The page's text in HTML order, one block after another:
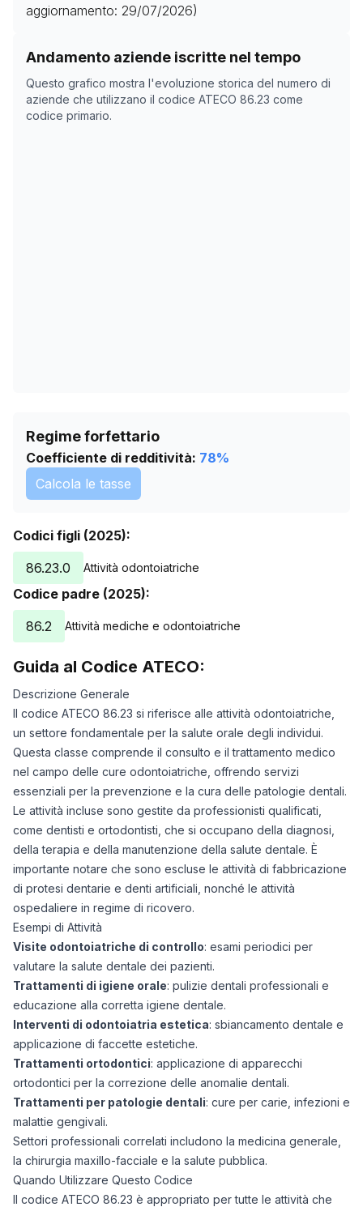
aggiornamento: 29/07/2026)
Andamento aziende iscritte nel tempo
Questo grafico mostra l'evoluzione storica del numero di
aziende che utilizzano il codice ATECO 86.23 come
codice primario.
Storico numero di aziende con codice ATECO
Data rilevazione
16/04/2025
7837
08/11/2025
Regime forfettario
Coefficiente di redditività: 78%
Calcola le tasse
Codici figli (2025):
86.23.0
Attività odontoiatriche
Codice padre (2025):
86.2
Attività mediche e odontoiatriche
Guida al Codice ATECO:
Descrizione Generale
Il codice ATECO 86.23 si riferisce alle attività odontoiatriche,
un settore fondamentale per la salute orale degli individui.
Questa classe comprende il consulto e il trattamento medico
nel campo delle cure odontoiatriche, offrendo servizi
essenziali per la prevenzione e la cura delle patologie dentali.
Le attività incluse sono gestite da professionisti qualificati,
come dentisti e ortodontisti, che si occupano della diagnosi,
della terapia e della manutenzione della salute dentale. È
importante notare che sono escluse le attività di fabbricazione
di protesi dentarie e denti artificiali, nonché le attività
ospedaliere in regime di ricovero.
Esempi di Attività
Visite odontoiatriche di controllo: esami periodici per
valutare la salute dentale dei pazienti.
Trattamenti di igiene orale: pulizie dentali professionali e
educazione alla corretta igiene dentale.
Interventi di odontoiatria estetica: sbiancamento dentale e
applicazione di faccette estetiche.
Trattamenti ortodontici: applicazione di apparecchi
ortodontici per la correzione delle anomalie dentali.
Trattamenti per patologie dentali: cure per carie, infezioni e
malattie gengivali.
Settori professionali correlati includono la medicina generale,
la chirurgia maxillo-facciale e la salute pubblica.
Quando Utilizzare Questo Codice
Il codice ATECO 86.23 è appropriato per tutte le attività che